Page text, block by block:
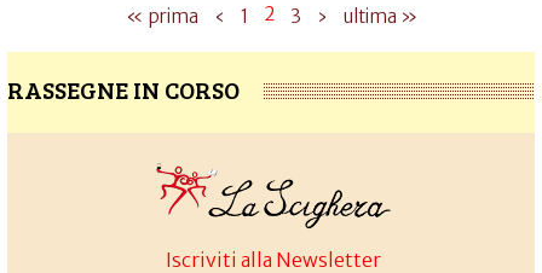
« prima ‹ 1 2 3 › ultima »
RASSEGNE IN CORSO
Iscriviti alla Newsletter